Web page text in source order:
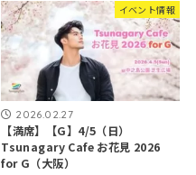
イベント情報
2026.02.27
【満席】【G】4/5（日）
Tsunagary Cafe お花見 2026
for G（大阪）